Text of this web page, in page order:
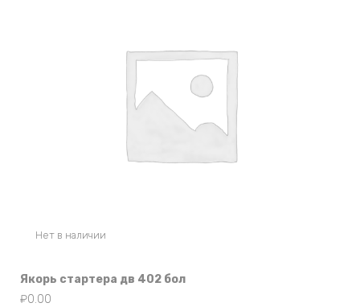
Нет в наличии
Якорь стартера дв 402 бол
₽0.00